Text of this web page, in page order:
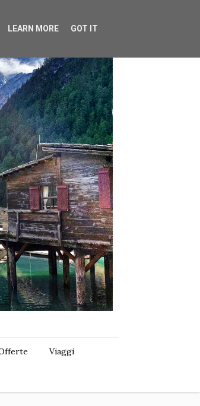
Viaggi
LEARN MORE GOT IT